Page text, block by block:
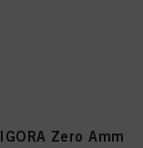
IGORA Zero Amm